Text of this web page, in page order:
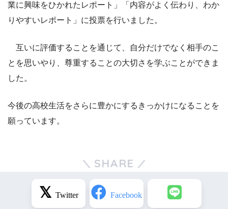
業に興味をひかれたレポート」「内容がよく伝わり、わか
りやすいレポート」に投票を行いました。
互いに評価することを通じて、自分だけでなく相手のこ
とを思いやり、尊重することの大切さを学ぶことができま
した。
今後の高校生活をさらに豊かにするきっかけになることを
願っています。
SHARE